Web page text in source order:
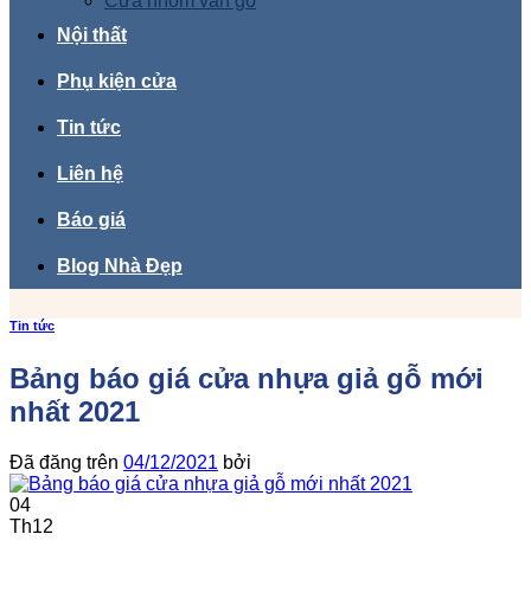
Nội thất
Phụ kiện cửa
Tin tức
Liên hệ
Báo giá
Blog Nhà Đẹp
Tin tức
Bảng báo giá cửa nhựa giả gỗ mới
nhất 2021
Đã đăng trên 04/12/2021 bởi
04
Th12